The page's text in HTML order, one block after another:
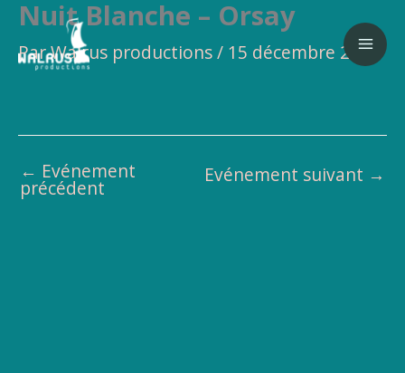
Aller
contenu
Nuit Blanche – Orsay
ParWalrus productions/ 15 décembre 2016
← Evénement
précédent
Evénement suivant →